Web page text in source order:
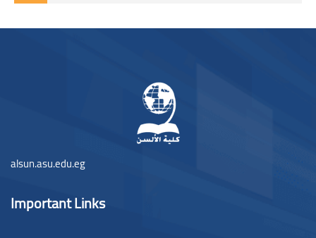
ブロック
alsun.asu.edu.eg
Important Links